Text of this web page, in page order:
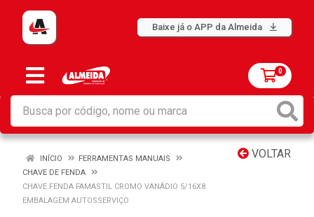
Baixe já o APP da Almeida
0
VOLTAR
INÍCIO
FERRAMENTAS MANUAIS
CHAVE DE FENDA
CHAVE FENDA FAMASTIL CROMO VANÁDIO 5/16X8
EMBALAGEM AUTOSSERVIÇO